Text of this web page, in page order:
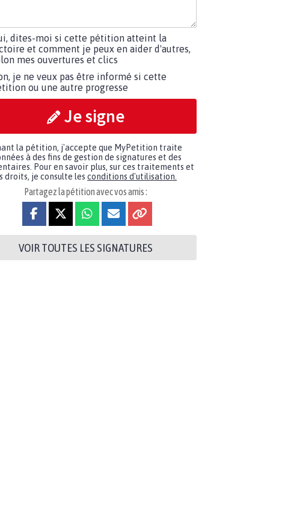
dites-moi si cette pétition atteint la
et comment je peux en aider d'autres,
mes ouvertures et clics
je ne veux pas être informé si cette
ou une autre progresse
Je signe
la pétition, j'accepte que MyPetition traite
à des fins de gestion de signatures et des
Pour en savoir plus, sur ces traitements et
droits, je consulte les conditions d'utilisation.
Partagez la pétition avec vos amis :
VOIR TOUTES LES SIGNATURES